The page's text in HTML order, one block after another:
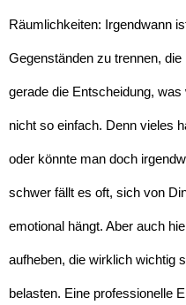
Räumlichkeiten: Irgendwann
Gegenständen zu trennen,
gerade die Entscheidung,
nicht so einfach. Denn vieles
oder könnte man doch
schwer fällt es oft, sich von
emotional hängt. Aber auch
aufheben, die wirklich wichtig
belasten. Eine professionelle